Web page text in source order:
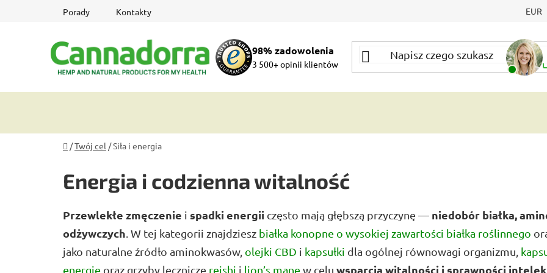
Porady Kontakty EUR
98% zadowolenia
3 500+ opinii klientów
Home
/Twój cel /Siła i energia
Energia i codzienna witalność
Przewlekłe zmęczenie i spadki energii często mają głębszą przyczynę — niedobór białka,
odżywczych . W tej kategorii znajdziesz białka konopne o wysokiej zawartości białka roślinnego
jako naturalne źródło aminokwasów, olejki CBD i kapsułki dla ogólnej równowagi organizmu,
energię oraz grzyby lecznicze reishi i lion’s mane w celu wsparcia witalności i sprawności